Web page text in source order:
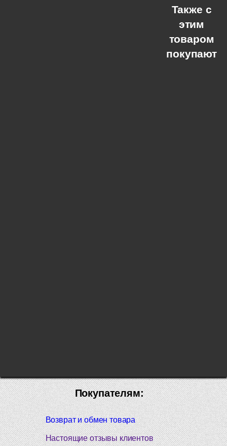
Также с
этим
товаром
покупают
Покупателям:
Возврат и обмен товара
Настоящие отзывы клиентов